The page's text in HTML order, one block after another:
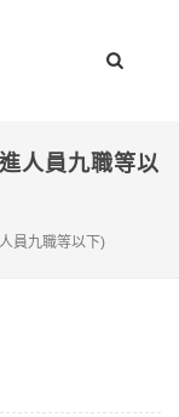
人員九職等以
員九職等以下)